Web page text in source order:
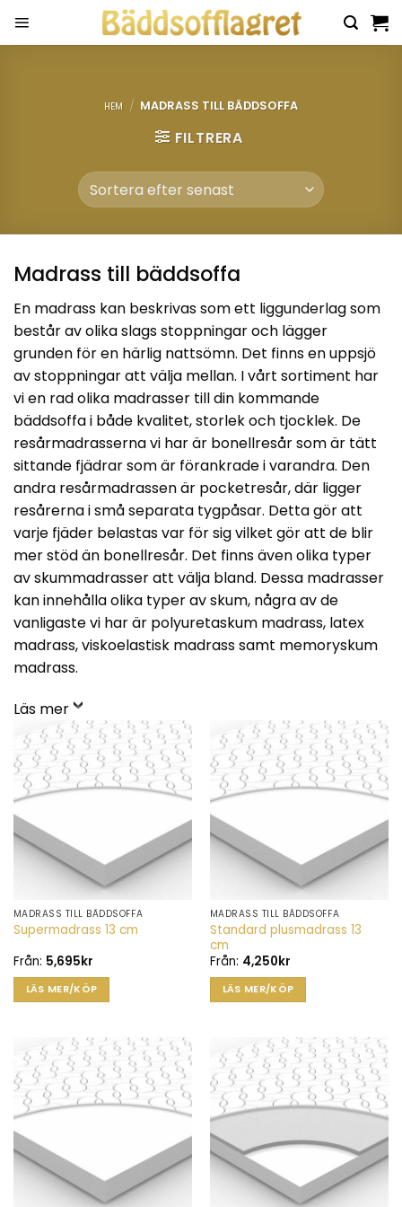
HEM / MADRASS TILL BÄDDSOFFA
FILTRERA
Madrass till bäddsoffa
En madrass kan beskrivas som ett liggunderlag som
består av olika slags stoppningar och lägger
grunden för en härlig nattsömn. Det finns en uppsjö
av stoppningar att välja mellan. I vårt sortiment har
vi en rad olika madrasser till din kommande
bäddsoffa i både kvalitet, storlek och tjocklek. De
resårmadrasserna vi har är bonellresår som är tätt
sittande fjädrar som är förankrade i varandra. Den
andra resårmadrassen är pocketresår, där ligger
resårerna i små separata tygpåsar. Detta gör att
varje fjäder belastas var för sig vilket gör att de blir
mer stöd än bonellresår. Det finns även olika typer
av skummadrasser att välja bland. Dessa madrasser
kan innehålla olika typer av skum, några av de
vanligaste vi har är polyuretaskum madrass, latex
madrass, viskoelastisk madrass samt memoryskum
madrass.
Läs mer
MADRASS TILL BÄDDSOFFA
Supermadrass 13 cm
Från: 5,695kr
LÄS MER/KÖP
Den
här
produkten
har
flera
olika
alternativen
kan
väljas
på
produktsidan
MADRASS TILL BÄDDSOFFA
Standard plusmadrass 13
cm
Från: 4,250kr
LÄS MER/KÖP
Den
här
produkten
har
flera
alternativen
kan
väljas
på
produktsidan